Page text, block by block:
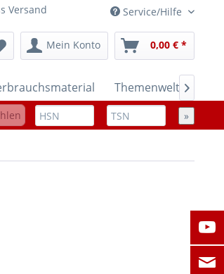
Versand Service/Hilfe
Mein Konto 0,00 € *
Themenwelten

»